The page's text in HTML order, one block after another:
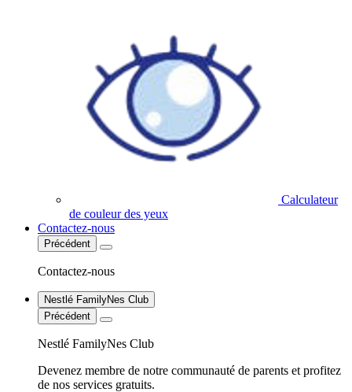
Calculateur
de couleur des yeux
Contactez-nous
Précédent
Contactez-nous
Nestlé FamilyNes Club
Précédent
Nestlé FamilyNes Club
Devenez membre de notre communauté de parents et profitez
de nos services gratuits.